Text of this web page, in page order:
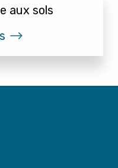
aux sols